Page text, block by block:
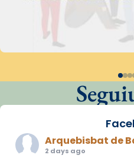
Arquebisbat de
2 days ago